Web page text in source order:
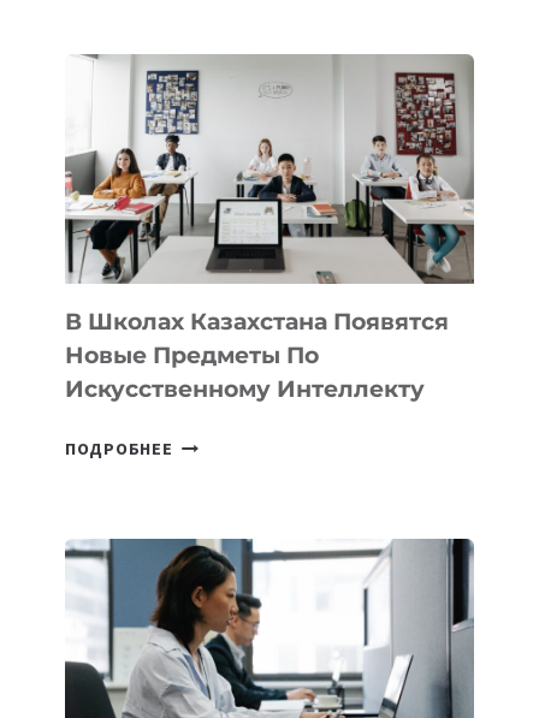
DEAL
VELOCITY
BY
MOST
—
МЕЖДУНАРОДНУЮ
ПРОГРАММУ
ДЛЯ
ТЕХНОЛОГИЧЕСКИХ
В Школах Казахстана Появятся
Новые Предметы По
Искусственному Интеллекту
ПОДРОБНЕЕ
НОВЫЕ
ПРЕДМЕТЫ
ПО
ИСКУССТВЕННОМУ
ИНТЕЛЛЕКТУ